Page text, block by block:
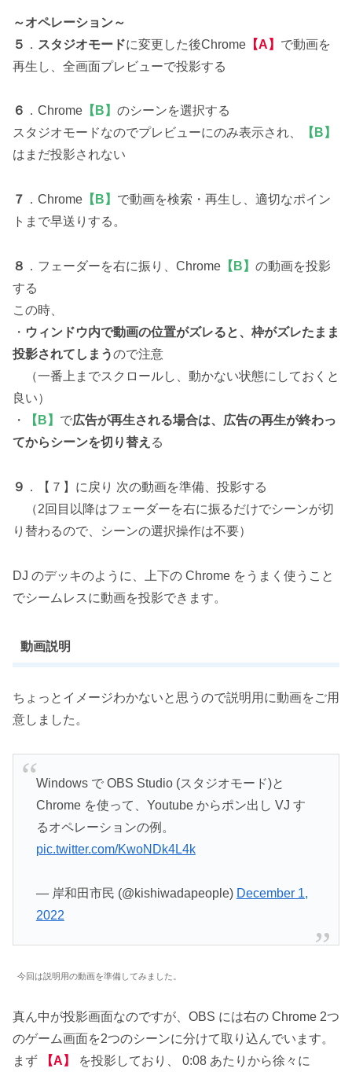
～オペレーション～
５ ． スタジオモードに変更した後Chrome 【A】 で動画を
再生し、全画面プレビューで投影する
６ ．Chrome 【B】 のシーンを選択する
スタジオモードなのでプレビューにのみ表示され、
【B】
はまだ投影されない
７ ．Chrome 【B】 で動画を検索・再生し、適切なポイン
トまで早送りする。
８ ．フェーダーを右に振り、Chrome 【B】 の動画を投影
する
この時、
・ ウィンドウ内で動画の位置がズレると、枠がズレたまま
投影されてしまうので注意
（一番上までスクロールし、動かない状態にしておくと
良い）
・
【B】 で広告が再生される場合は、広告の再生が終わっ
てからシーンを切り替え る
９ ．【７】に戻り 次の動画を準備、投影する
（2回目以降はフェーダーを右に振るだけでシーンが切
り替わるので、シーンの選択操作は不要）
DJ のデッキのように、上下の Chrome をうまく使うこと
でシームレスに動画を投影できます。
動画説明
ちょっとイメージわかないと思うので説明用に動画をご用
意しました。
Windows で OBS Studio (スタジオモード)と
Chrome を使って、Youtube からポン出し VJ す
るオペレーションの例。
pic.twitter.com/KwoNDk4L4k
— 岸和田市民 (@kishiwadapeople) December 1,
2022
今回は説明用の動画を準備してみました。
真ん中が投影画面なのですが、OBS には右の Chrome 2つ
のゲーム画面を2つのシーンに分けて取り込んでいます。
まず
【A】 を投影しており、 0:08 あたりから徐々に